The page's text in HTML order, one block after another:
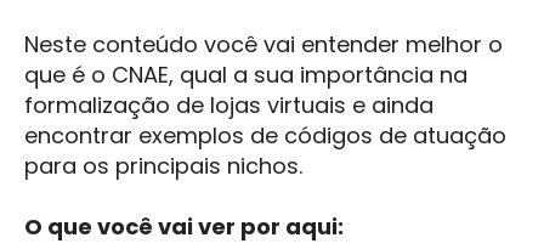
Neste conteúdo você vai entender melhor o
que é o CNAE, qual a sua importância na
formalização de lojas virtuais e ainda
encontrar exemplos de códigos de atuação
para os principais nichos.
O que você vai ver por aqui: